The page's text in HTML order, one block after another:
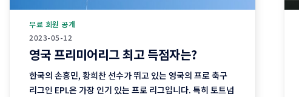
2023-05-12
무료 회원 공개
영국 프리미어리그 최고 득점자는?
한국의 손흥민, 황희찬 선수가 뛰고 있는 영국의 프로 축구
리그인 EPL은 가장 인기 있는 프로 리그입니다. 특히 토트넘